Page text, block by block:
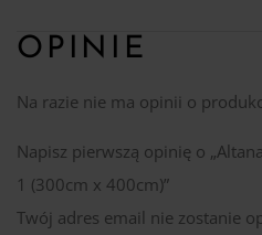
OPINIE
Na razie nie ma opinii o
Napisz pierwszą opinię o
1 (300cm x 400cm)”
Twój adres email nie zostanie